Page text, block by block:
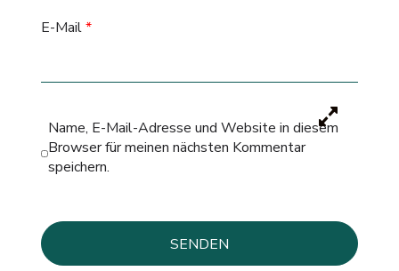
E-Mail*
Name, E-Mail-Adresse und Website in diesem
Browser für meinen nächsten Kommentar
speichern.